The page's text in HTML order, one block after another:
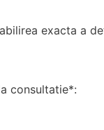
exacta a
consultatie*: